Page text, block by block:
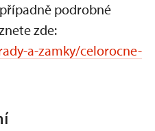
podrobné
zde:
a-zamky/celorocne-